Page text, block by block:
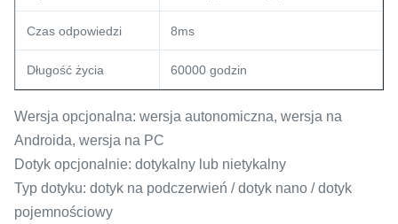
Czas odpowiedzi 8ms
Długość życia 60000 godzin
Wersja opcjonalna: wersja autonomiczna, wersja na
Androida, wersja na PC
Dotyk opcjonalnie: dotykalny lub nietykalny
Typ dotyku: dotyk na podczerwień / dotyk nano / dotyk
pojemnościowy